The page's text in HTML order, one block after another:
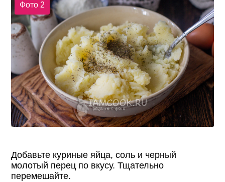
Фото 2
Добавьте куриные яйца, соль и черный
молотый перец по вкусу. Тщательно
перемешайте.